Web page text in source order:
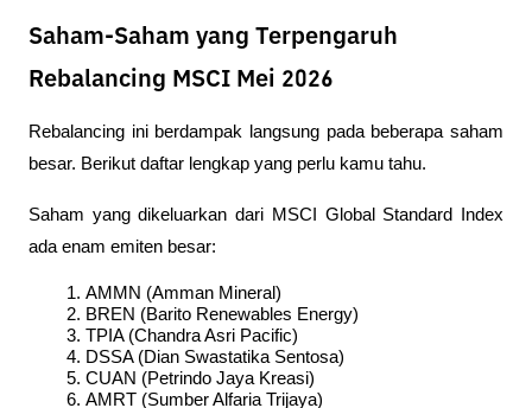
Saham-Saham yang Terpengaruh
Rebalancing MSCI Mei 2026
Rebalancing ini berdampak langsung pada beberapa saham
besar. Berikut daftar lengkap yang perlu kamu tahu.
Saham yang dikeluarkan dari MSCI Global Standard Index
ada enam emiten besar:
AMMN (Amman Mineral)
BREN (Barito Renewables Energy)
TPIA (Chandra Asri Pacific)
DSSA (Dian Swastatika Sentosa)
CUAN (Petrindo Jaya Kreasi)
AMRT (Sumber Alfaria Trijaya)